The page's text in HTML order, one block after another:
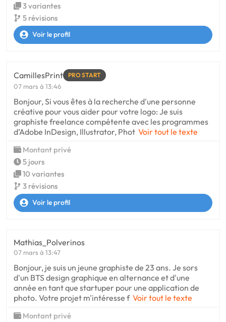
3 variantes
5 révisions
Voir le profil
CamillesPrint PRO START
07 mars à 13:46
Bonjour, Si vous êtes à la recherche d'une personne
créative pour vous aider pour votre logo: Je suis
graphiste freelance compétente avec les programmes
d’Adobe InDesign, Illustrator, Phot Voir tout le texte
Montant privé
5 jours
10 variantes
3 révisions
Voir le profil
Mathias_Polverinos
07 mars à 13:47
Bonjour, je suis un jeune graphiste de 23 ans. Je sors
d'un BTS design graphique en alternance et d'une
année en tant que startuper pour une application de
photo. Votre projet m'intéresse f Voir tout le texte
Montant privé